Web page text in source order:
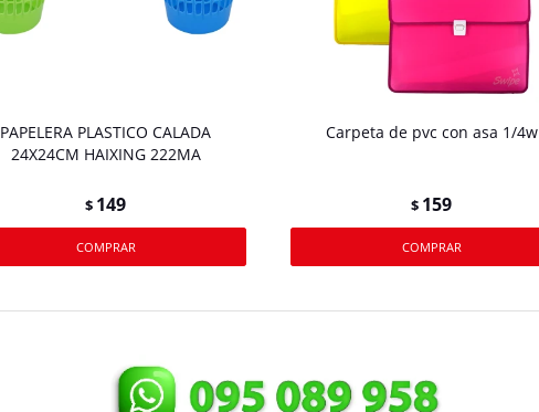
PAPELERA PLASTICO CALADA
24X24CM HAIXING 222MA
$ 149
Carpeta de pvc con asa 1/4w
$ 159